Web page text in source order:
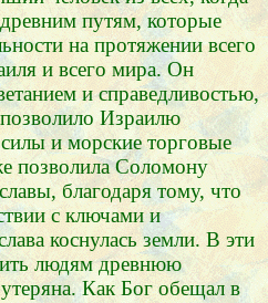
путям, которые
на протяжении всего
и всего мира. Он
и справедливостью,
Израилю
и морские торговые
позволила Соломону
благодаря тому, что
с ключами и
коснулась земли. В эти
людям древнюю
Как Бог обещал в